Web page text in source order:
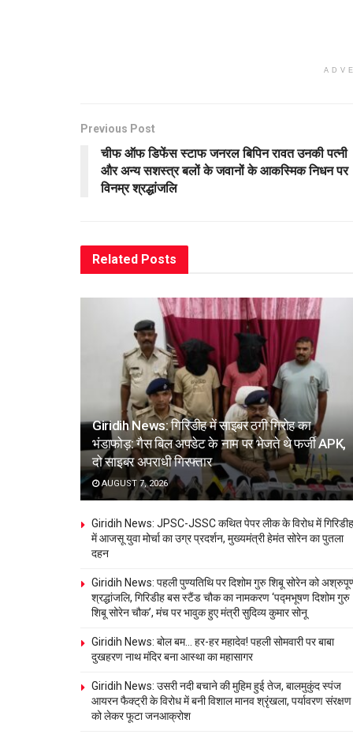
Previous Post
चीफ ऑफ डिफेंस स्टाफ जनरल बिपिन रावत उनकी पत्नी
और अन्य सशस्त्र बलों के जवानों के आकस्मिक निधन पर
विनम्र श्रद्धांजलि
Related Posts
Giridih News: गिरिडीह में साइबर ठगी गिरोह का
भंडाफोड़: गैस बिल अपडेट के नाम पर भेजते थे फर्जी APK,
दो साइबर अपराधी गिरफ्तार
AUGUST 7, 2026
Giridih News: JPSC-JSSC कथित पेपर लीक के विरोध में गिरिडीह
में आजसू युवा मोर्चा का उग्र प्रदर्शन, मुख्यमंत्री हेमंत सोरेन का पुतला
दहन
Giridih News: पहली पुण्यतिथि पर दिशोम गुरु शिबू सोरेन को
श्रद्धांजलि, गिरिडीह बस स्टैंड चौक का नामकरण ‘पद्मभूषण दिशोम गुरु
शिबू सोरेन चौक’, मंच पर भावुक हुए मंत्री सुदिव्य कुमार सोनू
Giridih News: बोल बम… हर-हर महादेव! पहली सोमवारी पर बाबा
दुखहरण नाथ मंदिर बना आस्था का महासागर
Giridih News: उसरी नदी बचाने की मुहिम हुई तेज, बालमुकुंद स्पंज
आयरन फैक्ट्री के विरोध में बनी विशाल मानव श्रृंखला, पर्यावरण संरक्षण
को लेकर फूटा जनआक्रोश